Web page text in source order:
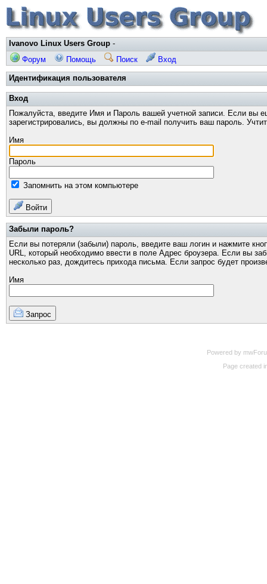
Ivanovo Linux Users Group -
Форум
Помощь Поиск Вход
Идентификация пользователя
Вход
Пожалуйста, введите Имя и Пароль вашей учетной записи. Если вы
зарегистрировались, вы должны по e-mail получить ваш пароль.
Имя
Пароль
Запомнить на этом компьютере
Войти
Забыли пароль?
Если вы потеряли (забыли) пароль, введите ваш логин и нажмите
URL, который необходимо ввести в поле Адрес броузера. Если вы
несколько раз, дождитесь прихода письма. Если запрос будет
Имя
Запрос
Powered by
Page created